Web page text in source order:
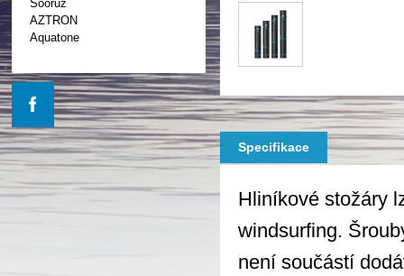
Sooruz
AZTRON
Aquatone
Specifikace
Hliníkové stožáry
windsurfing.
není součástí